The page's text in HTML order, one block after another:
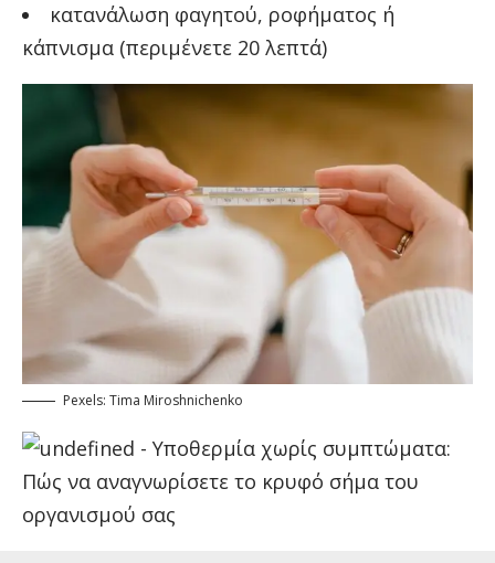
κατανάλωση φαγητού, ροφήματος ή
κάπνισμα (περιμένετε 20 λεπτά)
Pexels: Tima Miroshnichenko